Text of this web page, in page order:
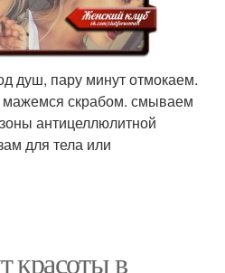
душ, пару минут отмокаем.
мажемся скрабом. смываем
антицеллюлитной
для тела или
красоты в